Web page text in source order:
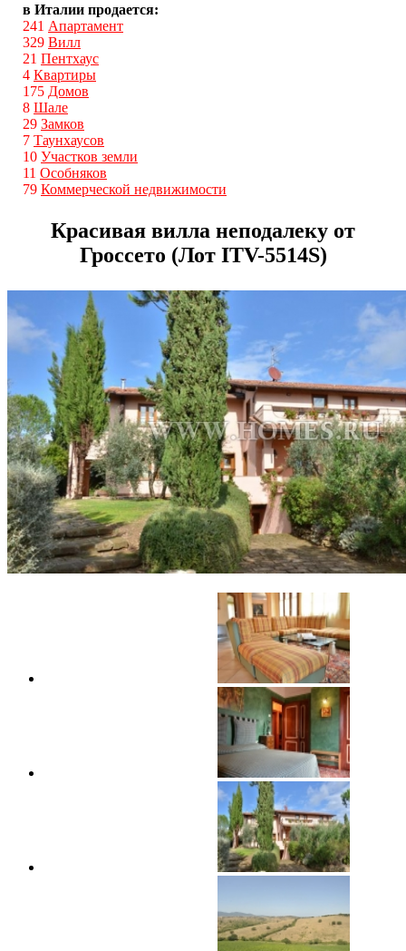
в Италии продается:
241 Апартамент
329 Вилл
21 Пентхаус
4 Квартиры
175 Домов
8 Шале
29 Замков
7 Таунхаусов
10 Участков земли
11 Особняков
79 Коммерческой недвижимости
Красивая вилла неподалеку от
Гроссето (Лот ITV-5514S)